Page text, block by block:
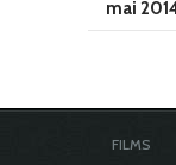
mai
FILMS